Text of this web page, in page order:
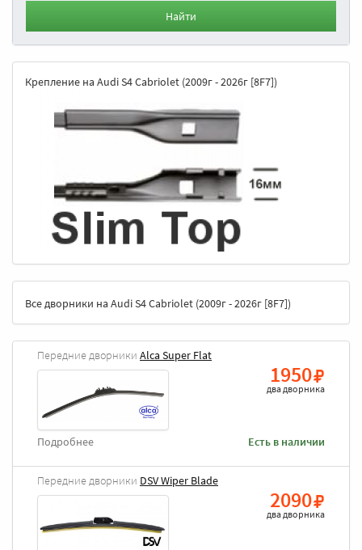
Найти
Крепление на Audi S4 Cabriolet (2009г - 2026г [8F7])
Все дворники на Audi S4 Cabriolet (2009г - 2026г [8F7])
Передние дворники Alca Super Flat
1950
два дворника
Есть в наличии
Подробнее
Передние дворники DSV Wiper Blade
2090
два дворника